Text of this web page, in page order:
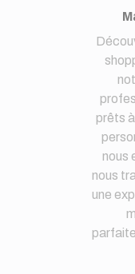
prêts
nous
nous
une